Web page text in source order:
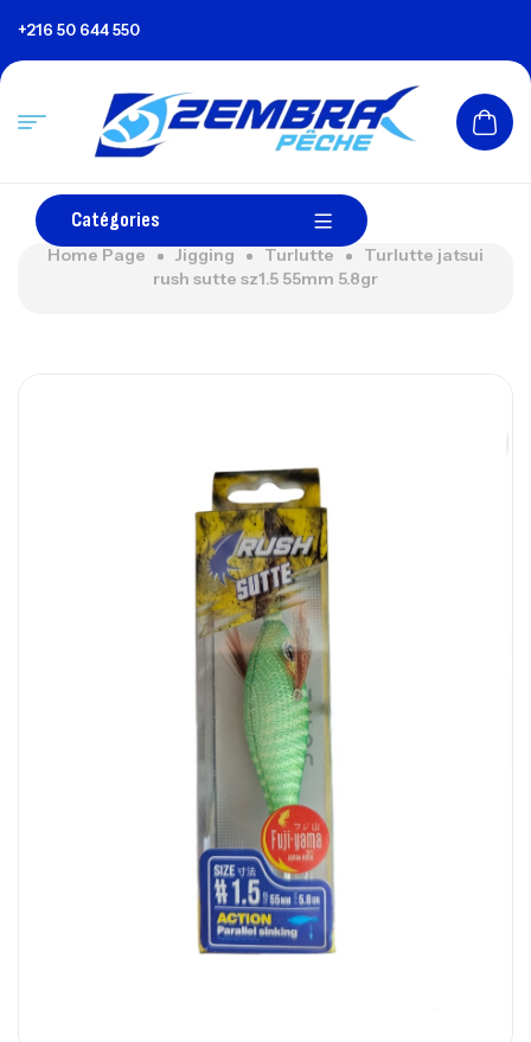
+216 50 644 550
Catégories
Home Page Jigging Turlutte
Turlutte jatsui
rush sutte sz1.5 55mm 5.8gr